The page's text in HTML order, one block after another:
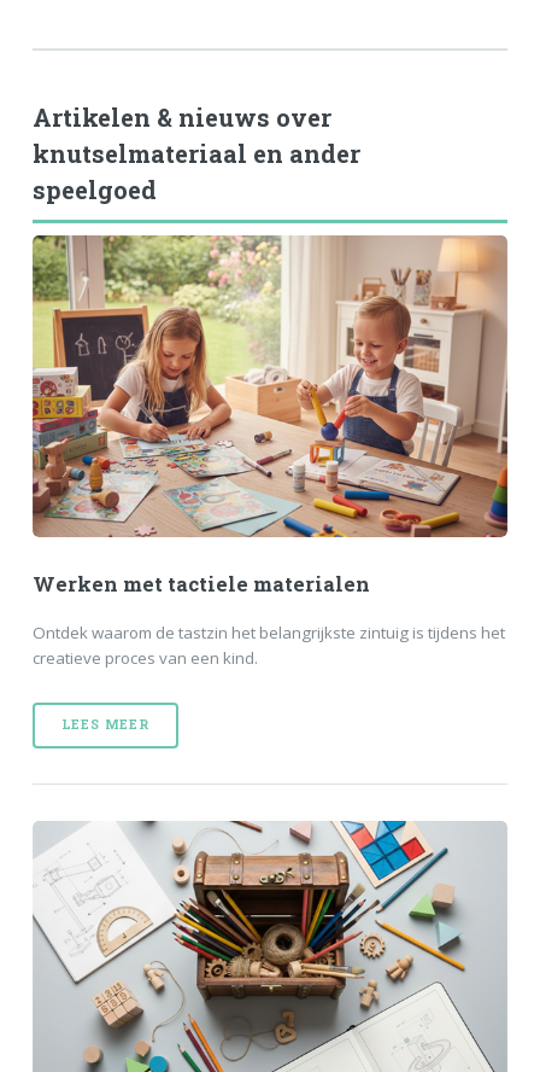
Artikelen & nieuws over
knutselmateriaal en ander
speelgoed
Werken met tactiele materialen
Ontdek waarom de tastzin het belangrijkste zintuig is tijdens het
creatieve proces van een kind.
LEES MEER